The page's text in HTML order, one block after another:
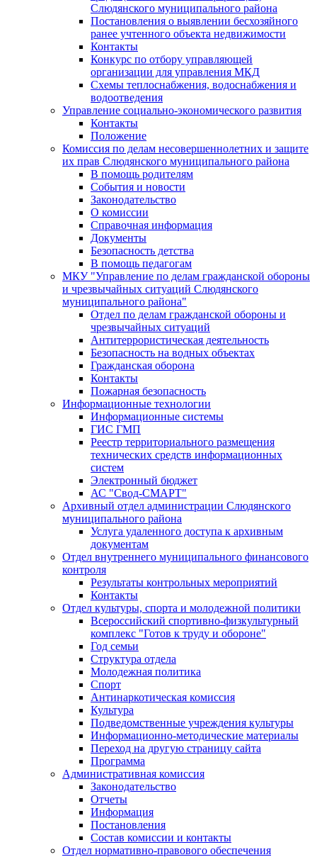
Слюдянского муниципального района
Постановления о выявлении бесхозяйного
ранее учтенного объекта недвижимости
Контакты
Конкурс по отбору управляющей
организации для управления МКД
Схемы теплоснабжения, водоснабжения и
водоотведения
Управление социально-экономического развития
Контакты
Положение
Комиссия по делам несовершеннолетних и защите
их прав Слюдянского муниципального района
В помощь родителям
События и новости
Законодательство
О комиссии
Справочная информация
Документы
Безопасность детства
В помощь педагогам
МКУ "Управление по делам гражданской обороны
и чрезвычайных ситуаций Слюдянского
муниципального района"
Отдел по делам гражданской обороны и
чрезвычайных ситуаций
Антитеррористическая деятельность
Безопасность на водных объектах
Гражданская оборона
Контакты
Пожарная безопасность
Информационные технологии
Информационные системы
ГИС ГМП
Реестр территориального размещения
технических средств информационных
систем
Электронный бюджет
АС "Свод-СМАРТ"
Архивный отдел администрации Слюдянского
муниципального района
Услуга удаленного доступа к архивным
документам
Отдел внутреннего муниципального финансового
контроля
Результаты контрольных мероприятий
Контакты
Отдел культуры, спорта и молодежной политики
Всероссийский спортивно-физкультурный
комплекс "Готов к труду и обороне"
Год семьи
Структура отдела
Молодежная политика
Спорт
Антинаркотическая комиссия
Культура
Подведомственные учреждения культуры
Информационно-методические материалы
Переход на другую страницу сайта
Программа
Административная комиссия
Законодательство
Отчеты
Информация
Постановления
Состав комиссии и контакты
Отдел нормативно-правового обеспечения